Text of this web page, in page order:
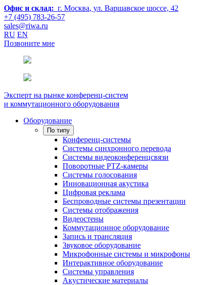
Офис и склад: г. Москва, ул. Варшавское шоссе, 42
+7 (495) 783-26-57
sales@riwa.ru
RU EN
Позвоните мне
Эксперт на рынке конференц-систем
и коммутационного оборудования
Оборудование
По типу
Конференц-системы
Системы синхронного перевода
Системы видеоконференцсвязи
Поворотные PTZ-камеры
Системы голосования
Инновационная акустика
Цифровая реклама
Беспроводные системы презентации
Системы отображения
Видеостены
Коммутационное оборудование
Запись и трансляция
Звуковое оборудование
Микрофонные системы и микрофоны
Интерактивное оборудование
Системы управления
Акустические материалы